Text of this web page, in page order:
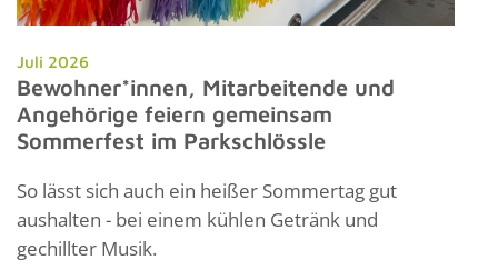
Juli 2026
Bewohner*innen, Mitarbeitende und
Angehörige feiern gemeinsam
Sommerfest im Parkschlössle
So lässt sich auch ein heißer Sommertag gut
aushalten - bei einem kühlen Getränk und
gechillter Musik.